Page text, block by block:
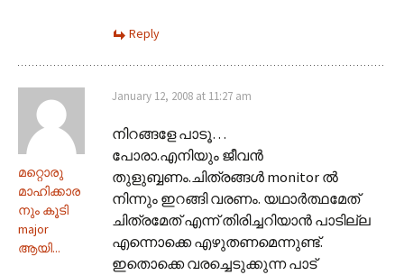
Reply
മറ്റൊരു
മാഹിക്കാര
നും കൂടി
major
ആയി...
January 12, 2008 at 11:27 am
നിറങ്ങളേ പാടൂ…
പോരാ.എനിയും ജീവന്‍
തുളുബ്ബണം.ചിത്രങ്ങള്‍ monitor ല്‍
നിന്നും ഇറങ്ങി വരണം. യഥാര്‍ത്ഥമേത്
ചിത്രമേത് എന്ന് തിരിച്ചറിയാന്‍ പാടില്ല
എന്നൊക്കെ എഴുതണമെന്നുണ്ട്.
ഇതൊക്കെ വരച്ചെടുക്കുന്ന പാട്